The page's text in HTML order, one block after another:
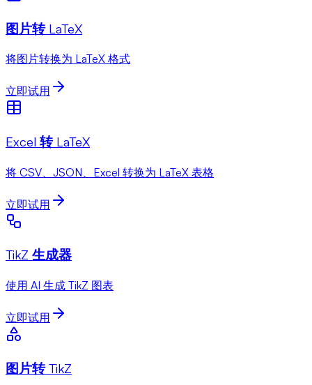
图片转 LaTeX
将图片转换为 LaTeX 格式
立即试用
Excel 转 LaTeX
将 CSV、JSON、Excel 转换为 LaTeX 表格
立即试用
TikZ 生成器
使用 AI 生成 TikZ 图表
立即试用
图片转 TikZ